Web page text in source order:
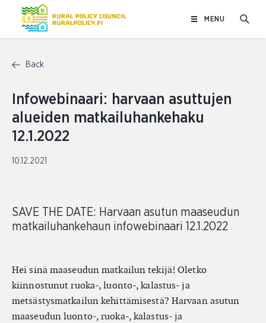
MENU
Back
Infowebinaari: harvaan asuttujen
alueiden matkailuhankehaku
12.1.2022
10.12.2021
SAVE THE DATE: Harvaan asutun maaseudun
matkailuhankehaun infowebinaari 12.1.2022
Hei sinä maaseudun matkailun tekijä! Oletko
kiinnostunut ruoka-, luonto-, kalastus- ja
metsästysmatkailun kehittämisestä? Harvaan asutun
maaseudun luonto-, ruoka-, kalastus- ja